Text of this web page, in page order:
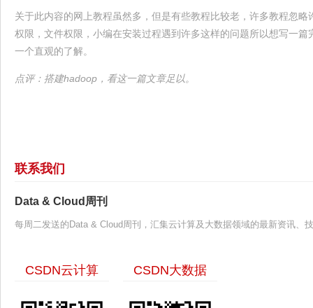
关于此内容的网上教程虽然多，但是有些教程比较老，许多教程忽
权限，文件权限，小编在安装过程遇到许多这样的问题所以想写一
一个直观的了解。
点评：搭建hadoop，看这一篇文章足以。
联系我们
Data & Cloud周刊
每周二发送的Data & Cloud周刊，汇集云计算及大数据领域的最新资讯、
CSDN云计算 CSDN大数据